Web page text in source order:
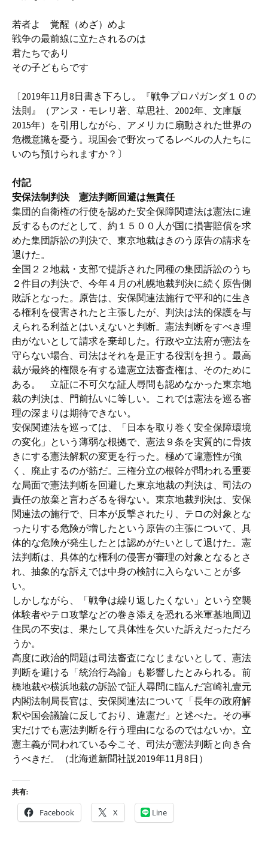
若者よ 覚醒（めざ）めよ
戦争の最前線に立たされるのは
君たちであり
その子どもらです
〔2019年11月8日書き下ろし。『戦争プロパガンダ１０の
法則』（アンヌ・モレリ著、草思社、2002年、文庫版
2015年）を引用しながら、アメリカに扇動された世界の
危機意識を憂う。現国会で野次ってるレベルの人たちに
いのち預けられますか？〕
付記
安保法制判決 憲法判断回避は無責任
集団的自衛権の行使を認めた安全保障関連法は憲法に違
反するものだとして、約１５００人が国に損害賠償を求
めた集団訴訟の判決で、東京地裁はきのう原告の請求を
退けた。
全国２２地裁・支部で提訴された同種の集団訴訟のうち
２件目の判決で、今年４月の札幌地裁判決に続く原告側
敗訴となった。原告は、安保関連法施行で平和的に生き
る権利を侵害されたと主張したが、判決は法的保護を与
えられる利益とはいえないと判断。憲法判断をすべき理
由がないとして請求を棄却した。行政や立法府が憲法を
守らない場合、司法はそれを是正する役割を担う。最高
裁が最終的権限を有する違憲立法審査権は、そのために
ある。 立証に不可欠な証人尋問も認めなかった東京地
裁の判決は、門前払いに等しい。これでは憲法を巡る審
理の深まりは期待できない。
安保関連法を巡っては、「日本を取り巻く安全保障環境
の変化」という薄弱な根拠で、憲法９条を実質的に骨抜
きにする憲法解釈の変更を行った。極めて違憲性が強
く、廃止するのが筋だ。三権分立の根幹が問われる重要
な局面で憲法判断を回避した東京地裁の判決は、司法の
責任の放棄と言わざるを得ない。東京地裁判決は、安保
関連法の施行で、日本が反撃されたり、テロの対象とな
ったりする危険が増したという原告の主張について、具
体的な危険が発生したとは認めがたいとして退けた。憲
法判断は、具体的な権利の侵害が審理の対象となるとさ
れ、抽象的な訴えでは中身の検討に入らないことが多
い。
しかしながら、「戦争は繰り返したくない」という空襲
体験者やテロ攻撃などの巻き添えを恐れる米軍基地周辺
住民の不安は、果たして具体性を欠いた訴えだっただろ
うか。
高度に政治的問題は司法審査になじまないとして、憲法
判断を避ける「統治行為論」も影響したとみられる。前
橋地裁や横浜地裁の訴訟で証人尋問に臨んだ宮崎礼壹元
内閣法制局長官は、安保関連法について「長年の政府解
釈や国会議論に反しており、違憲だ」と述べた。その事
実だけでも憲法判断を行う理由になるのではないか。立
憲主義が問われている今こそ、司法が憲法判断と向き合
うべきだ。（北海道新聞社説2019年11月8日）
共有:
Facebook X Line